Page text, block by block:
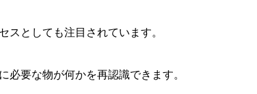
としても注目されています。
要な物が何かを再認識できます。